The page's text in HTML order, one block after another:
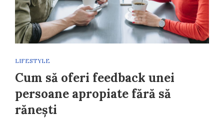
LIFESTYLE
Cum să oferi feedback unei
persoane apropiate fără să
rănești